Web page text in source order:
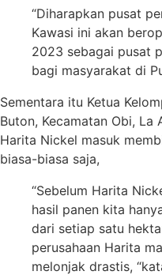
“Diharapkan pusat
Kawasi ini akan
2023 sebagai pusat
bagi masyarakat di
Sementara itu Ketua
Buton, Kecamatan Obi,
Harita Nickel masuk
biasa-biasa saja,
“Sebelum Harita
hasil panen kita
dari setiap satu
perusahaan Harita
melonjak drastis,